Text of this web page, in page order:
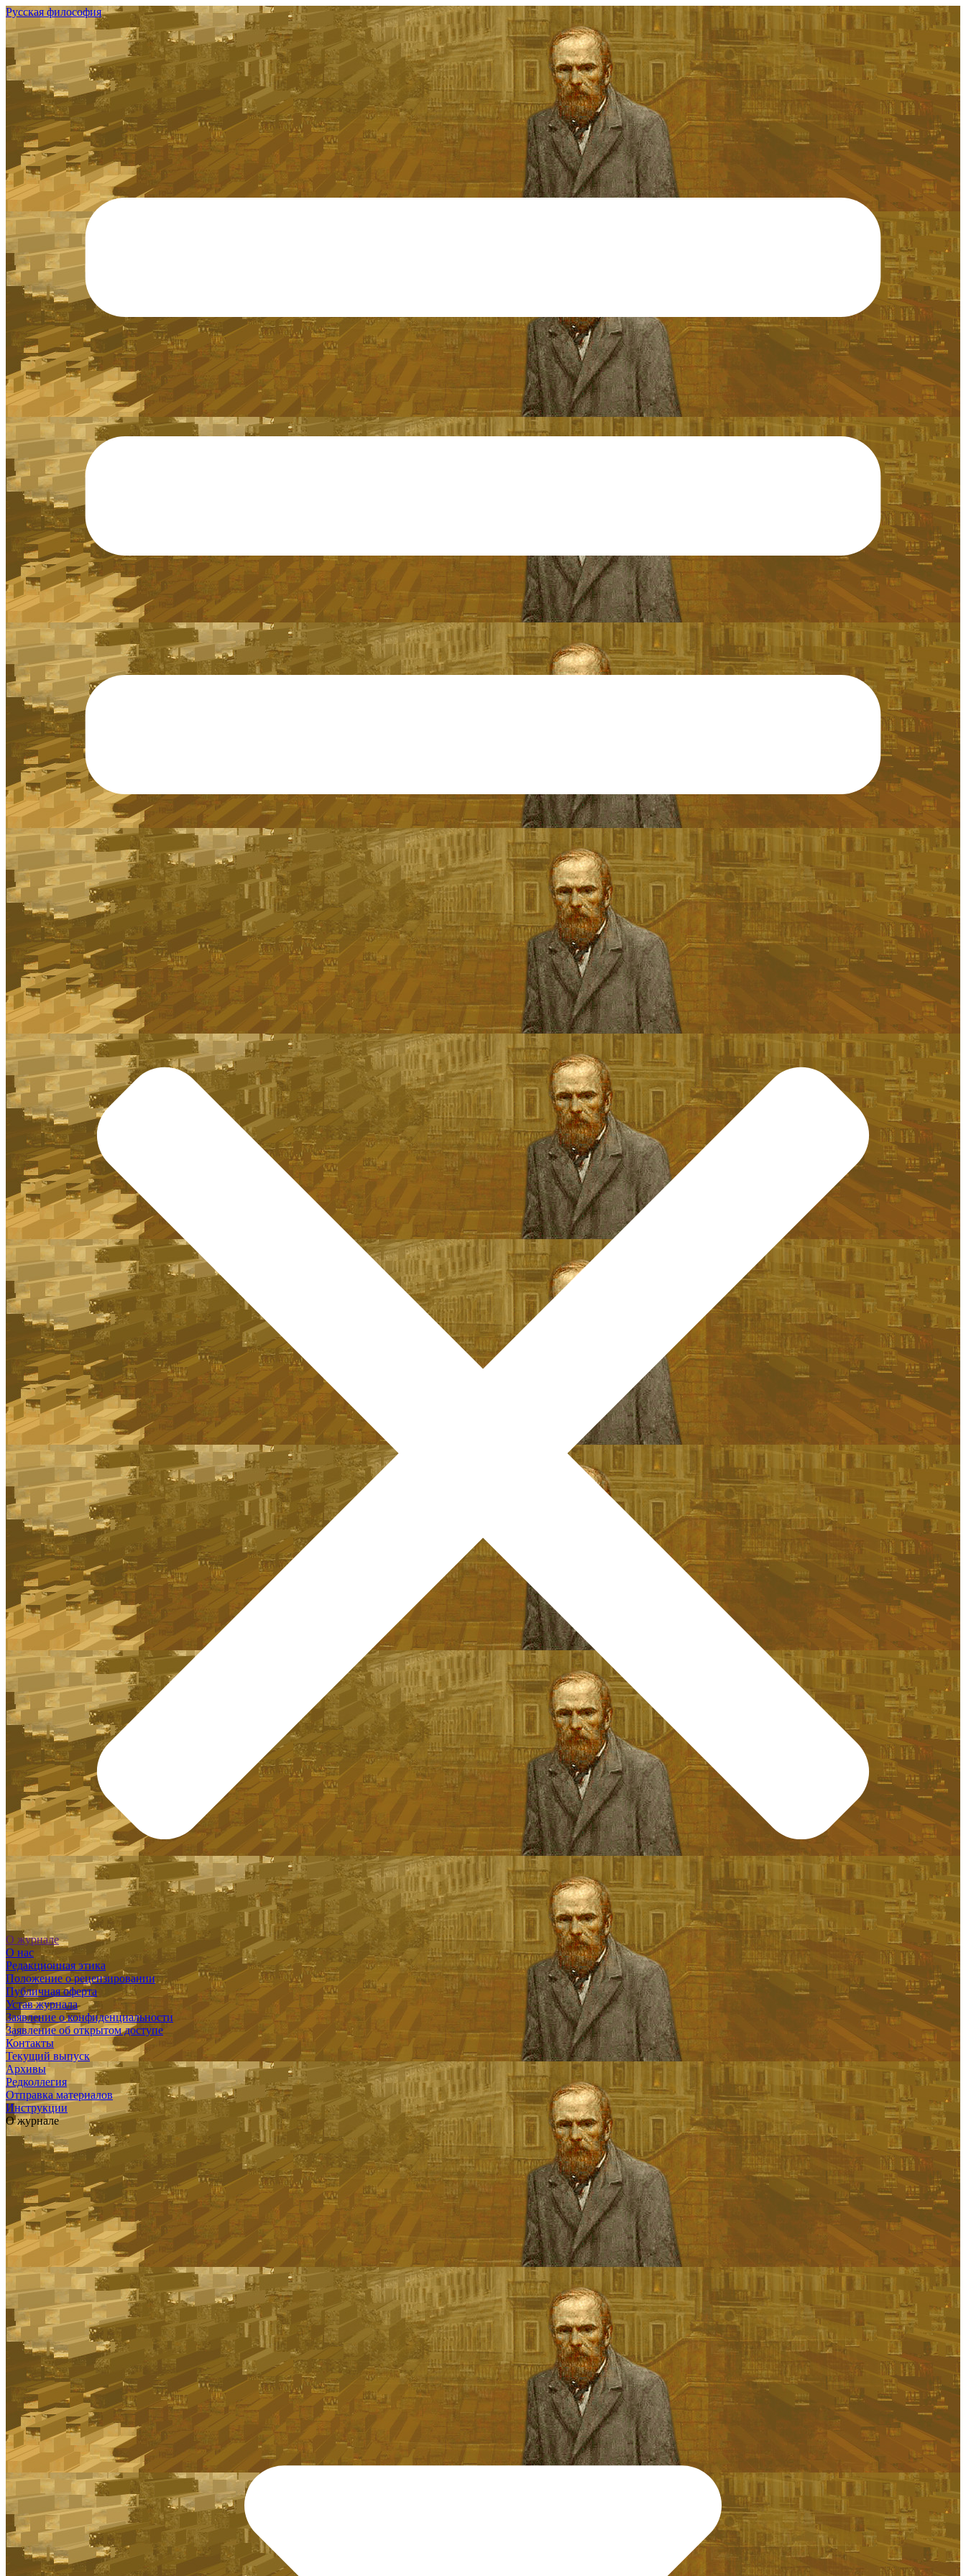
Русская философия
О журнале
О нас
Редакционная этика
Положение о рецензировании
Публичная оферта
Устав журнала
Заявление о конфиденциальности
Заявление об открытом доступе
Контакты
Текущий выпуск
Архивы
Редколлегия
Отправка материалов
Инструкции
О журнале